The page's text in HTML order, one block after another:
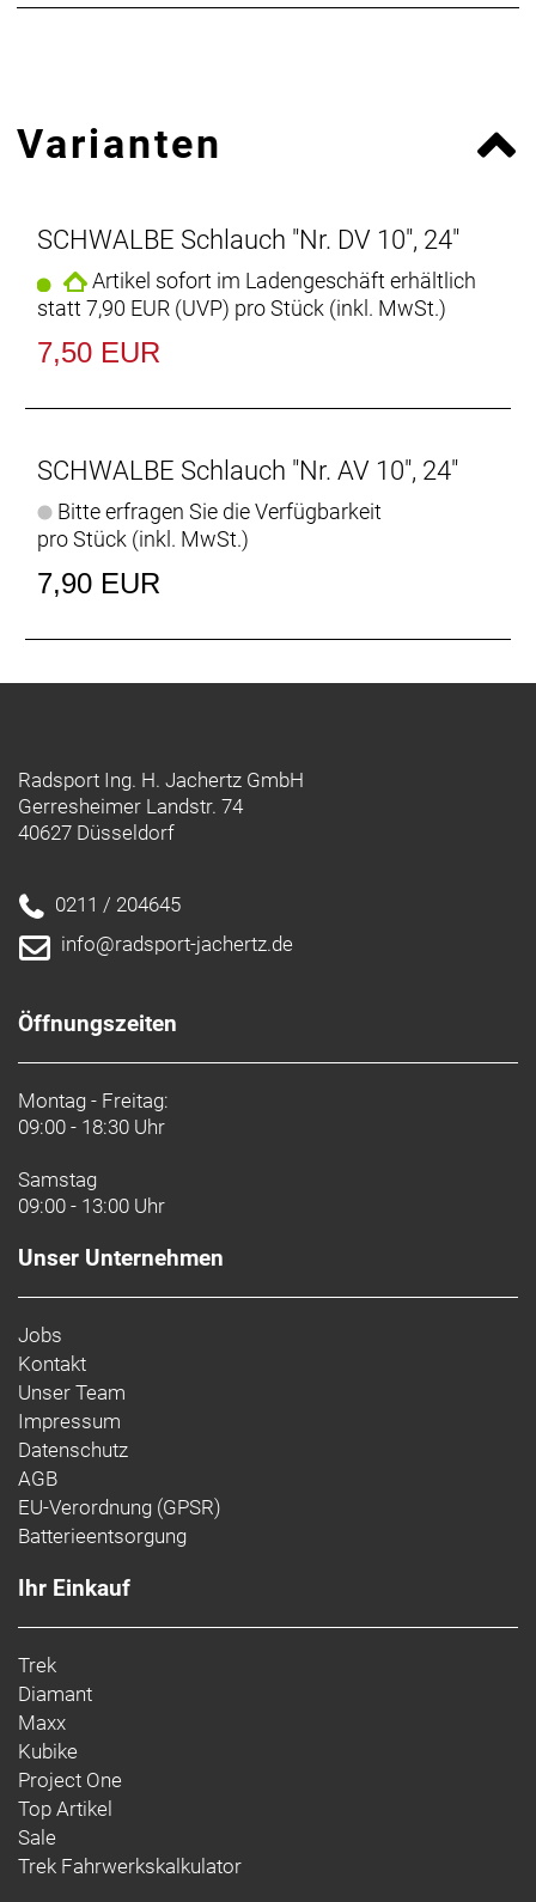
Varianten
SCHWALBE Schlauch "Nr. DV 10", 24"
Artikel sofort im Ladengeschäft erhältlich
statt 7,90 EUR (UVP) pro Stück (inkl. MwSt.)
7,50 EUR
SCHWALBE Schlauch "Nr. AV 10", 24"
Bitte erfragen Sie die Verfügbarkeit
pro Stück (inkl. MwSt.)
7,90 EUR
Radsport Ing. H. Jachertz GmbH
Gerresheimer Landstr. 74
40627 Düsseldorf
0211 / 204645
info@radsport-jachertz.de
Öffnungszeiten
Montag - Freitag:
09:00 - 18:30 Uhr
Samstag
09:00 - 13:00 Uhr
Unser Unternehmen
Jobs
Kontakt
Unser Team
Impressum
Datenschutz
AGB
EU-Verordnung (GPSR)
Batterieentsorgung
Ihr Einkauf
Trek
Diamant
Maxx
Kubike
Project One
Top Artikel
Sale
Trek Fahrwerkskalkulator